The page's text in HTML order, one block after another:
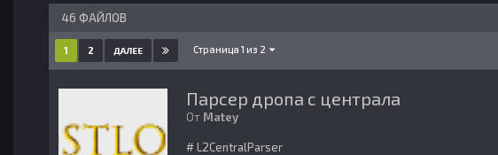
46 ФАЙЛОВ
1 2 ДАЛЕЕ Страница 1 из 2
Парсер дропа с централа
От Matey
# L2CentralParser